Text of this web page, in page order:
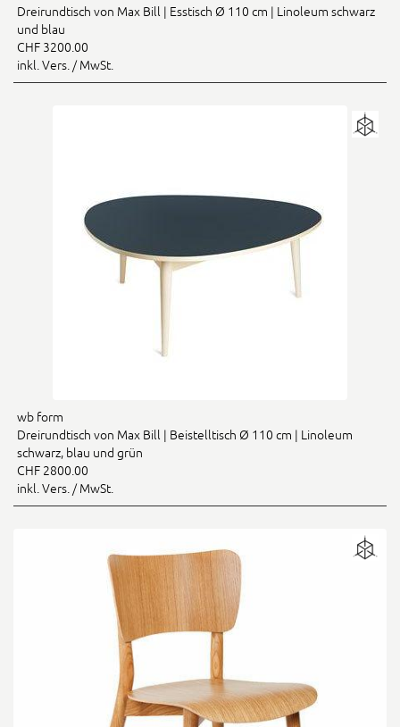
Dreirundtisch von Max Bill | Esstisch Ø 110 cm | Linoleum schwarz
und blau
CHF 3200.00
inkl. Vers. / MwSt.
wb form
Dreirundtisch von Max Bill | Beistelltisch Ø 110 cm | Linoleum
schwarz, blau und grün
CHF 2800.00
inkl. Vers. / MwSt.